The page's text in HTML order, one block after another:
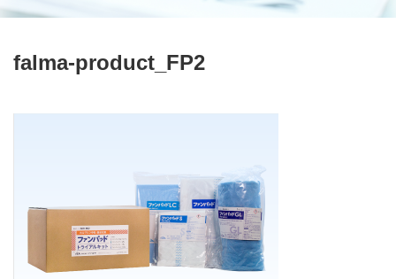
falma-product_FP2